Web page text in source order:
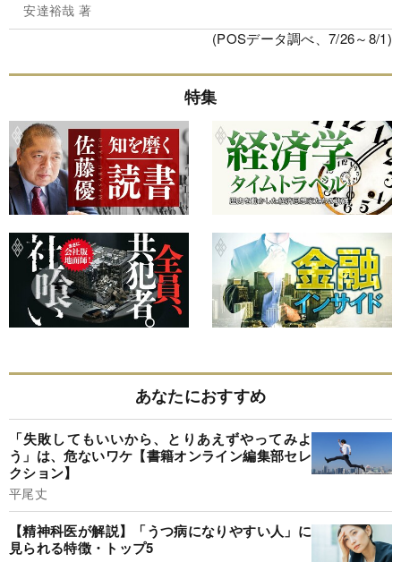
安達裕哉 著
(POSデータ調べ、7/26～8/1)
特集
あなたにおすすめ
「失敗してもいいから、とりあえずやってみよ
う」は、危ないワケ【書籍オンライン編集部セレ
クション】
平尾丈
【精神科医が解説】「うつ病になりやすい人」に
見られる特徴・トップ5